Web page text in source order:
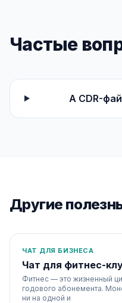
Частые
А CDR-
Другие
ЧАТ ДЛЯ БИЗНЕСА
Чат для фитнес-
Фитнес — это жизненный
годового абонемента.
ни на одной и